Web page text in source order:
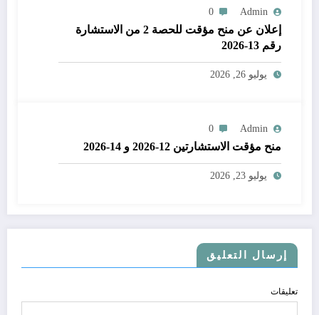
Admin
0
إعلان عن منح مؤقت للحصة 2 من الاستشارة
رقم 13-2026
يوليو 26, 2026
Admin
0
منح مؤقت الاستشارتين 12-2026 و 14-2026
يوليو 23, 2026
إرسال التعليق
تعليقات